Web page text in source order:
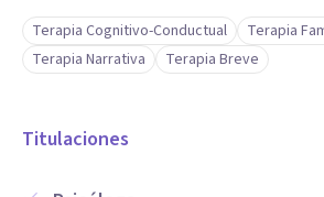
Terapia Cognitivo-Conductual
Terapia
Terapia Narrativa
Terapia Breve
Titulaciones